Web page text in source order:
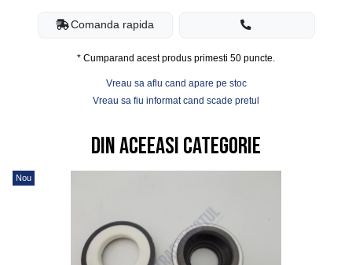
Comanda rapida
* Cumparand acest produs primesti 50 puncte.
Vreau sa aflu cand apare pe stoc
Vreau sa fiu informat cand scade pretul
Din aceeasi categorie
Nou